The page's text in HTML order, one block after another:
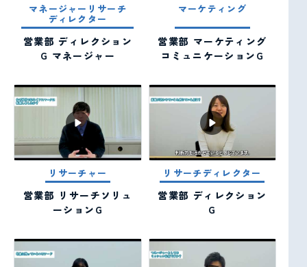
新卒
採用
キャリア
インターン
採用
マネージャーリサーチ
ディレクター
営業部 ディレクション
G マネージャー
マーケティング
営業部 マーケティング
コミュニケーションG
リサーチャー
営業部 リサーチソリュ
ーションG
リサーチディレクター
営業部 ディレクション
G